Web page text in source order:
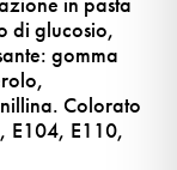
di glucosio,
gomma
Colorato
E104, E110,